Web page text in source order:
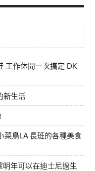
工作休閒一次搞定 DK
新生活
菜鳥LA 長班的各種美食
年可以在迪士尼過生